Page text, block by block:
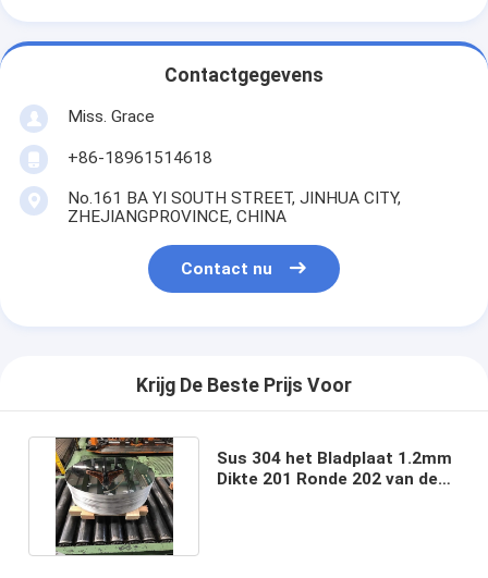
Contactgegevens
Miss. Grace
+86-18961514618
No.161 BA YI SOUTH STREET, JINHUA CITY,
ZHEJIANGPROVINCE, CHINA
Contact nu
Krijg De Beste Prijs Voor
Sus 304 het Bladplaat 1.2mm
Dikte 201 Ronde 202 van de